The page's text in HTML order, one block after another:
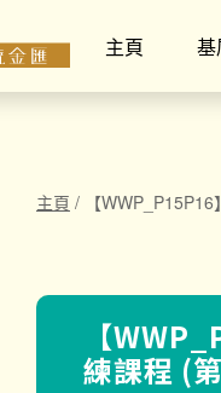
主頁 基
主頁 / 【
【
練課程 (